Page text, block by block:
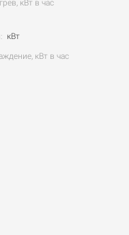
кВт в час
кВт
кВт в час